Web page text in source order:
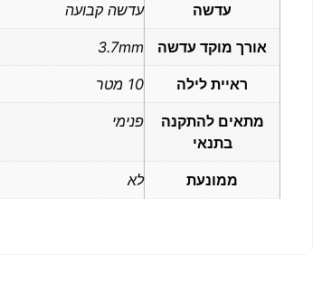
עדשה עדשה קבועה
אורך מוקד עדשה 3.7mm
ראיית לילה 10 מטר
מתאים להתקנה
בתנאי
פנימי
ממונעת לא